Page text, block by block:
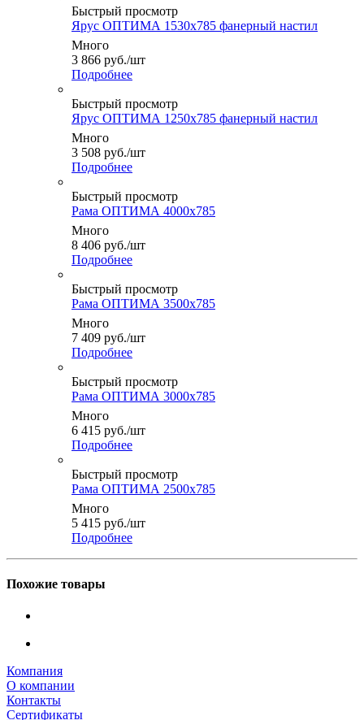
Быстрый просмотр
Ярус ОПТИМА 1530x785 фанерный настил
Много
3 866 руб./шт
Подробнее
Быстрый просмотр
Ярус ОПТИМА 1250x785 фанерный настил
Много
3 508 руб./шт
Подробнее
Быстрый просмотр
Рама ОПТИМА 4000x785
Много
8 406 руб./шт
Подробнее
Быстрый просмотр
Рама ОПТИМА 3500x785
Много
7 409 руб./шт
Подробнее
Быстрый просмотр
Рама ОПТИМА 3000x785
Много
6 415 руб./шт
Подробнее
Быстрый просмотр
Рама ОПТИМА 2500x785
Много
5 415 руб./шт
Подробнее
Похожие товары
Компания
О компании
Контакты
Сертификаты